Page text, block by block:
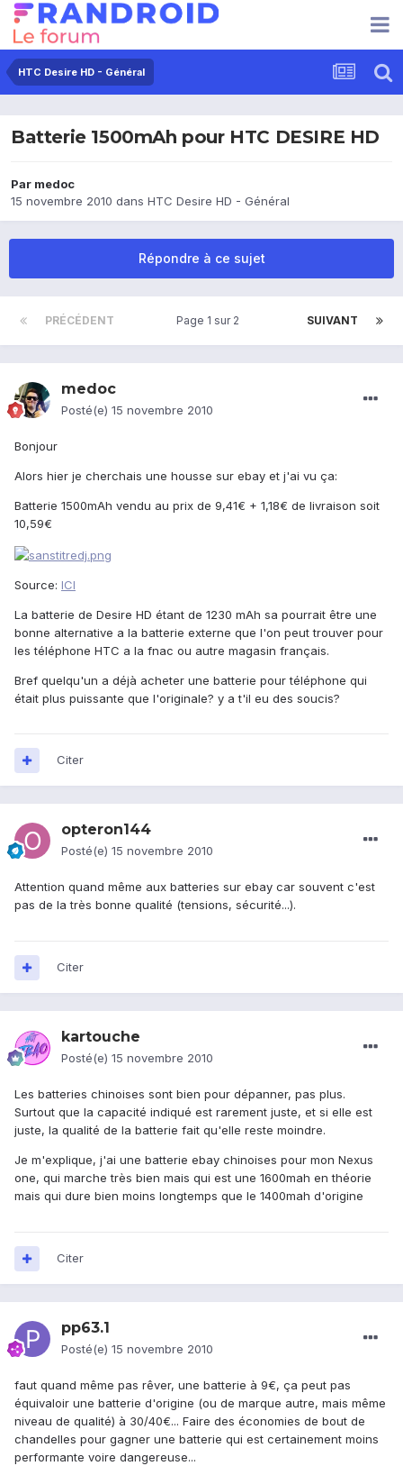
HTC Desire HD - Général
Batterie 1500mAh pour HTC DESIRE HD
Par medoc
15 novembre 2010 dans HTC Desire HD - Général
Répondre à ce sujet
PRÉCÉDENT SUIVANT
Page 1 sur 2
medoc
Posté(e) 15 novembre 2010
Bonjour
Alors hier je cherchais une housse sur ebay et j'ai vu ça:
Batterie 1500mAh vendu au prix de 9,41€ + 1,18€ de livraison soit
10,59€
Source: ICI
La batterie de Desire HD étant de 1230 mAh sa pourrait être une
bonne alternative a la batterie externe que l'on peut trouver pour
les téléphone HTC a la fnac ou autre magasin français.
Bref quelqu'un a déjà acheter une batterie pour téléphone qui
était plus puissante que l'originale? y a t'il eu des soucis?
Citer
opteron144
Posté(e) 15 novembre 2010
Attention quand même aux batteries sur ebay car souvent c'est
pas de la très bonne qualité (tensions, sécurité...).
Citer
kartouche
Posté(e) 15 novembre 2010
Les batteries chinoises sont bien pour dépanner, pas plus.
Surtout que la capacité indiqué est rarement juste, et si elle est
juste, la qualité de la batterie fait qu'elle reste moindre.
Je m'explique, j'ai une batterie ebay chinoises pour mon Nexus
one, qui marche très bien mais qui est une 1600mah en théorie
mais qui dure bien moins longtemps que le 1400mah d'origine
Citer
pp63.1
Posté(e) 15 novembre 2010
faut quand même pas rêver, une batterie à 9€, ça peut pas
équivaloir une batterie d'origine (ou de marque autre, mais même
niveau de qualité) à 30/40€... Faire des économies de bout de
chandelles pour gagner une batterie qui est certainement moins
performante voire dangereuse...